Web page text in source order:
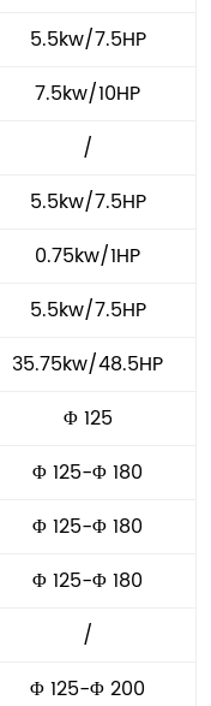
5.5kw/7.5HP
7.5kw/10HP
/
5.5kw/7.5HP
0.75kw/1HP
5.5kw/7.5HP
35.75kw/48.5HP
Φ 125
Φ 125-Φ 180
Φ 125-Φ 180
Φ 125-Φ 180
/
Φ 125-Φ 200